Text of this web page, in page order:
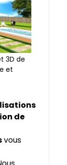
3D de
et
de
vous